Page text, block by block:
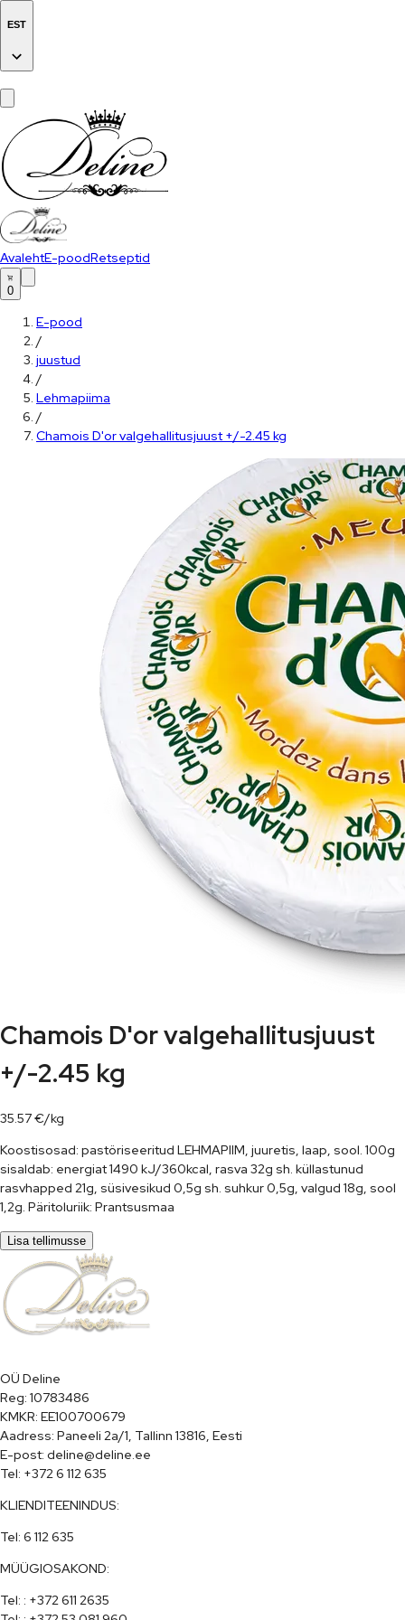
EST
AvalehtE-poodRetseptid
0
E-pood
/
juustud
/
Lehmapiima
/
Chamois D'or valgehallitusjuust +/-2.45 kg
Chamois D'or valgehallitusjuust
+/-2.45 kg
35.57€/kg
Koostisosad: pastöriseeritud LEHMAPIIM, juuretis, laap, sool. 100g
sisaldab: energiat 1490 kJ/360kcal, rasva 32g sh. küllastunud
rasvhapped 21g, süsivesikud 0,5g sh. suhkur 0,5g, valgud 18g, sool
1,2g. Päritoluriik: Prantsusmaa
Lisa tellimusse
OÜ Deline
Reg: 10783486
KMKR: EE100700679
Aadress: Paneeli 2a/1, Tallinn 13816, Eesti
E-post: deline@deline.ee
Tel: +372 6 112 635
KLIENDITEENINDUS:
Tel: 6 112 635
MÜÜGIOSAKOND:
Tel: : +372 611 2635